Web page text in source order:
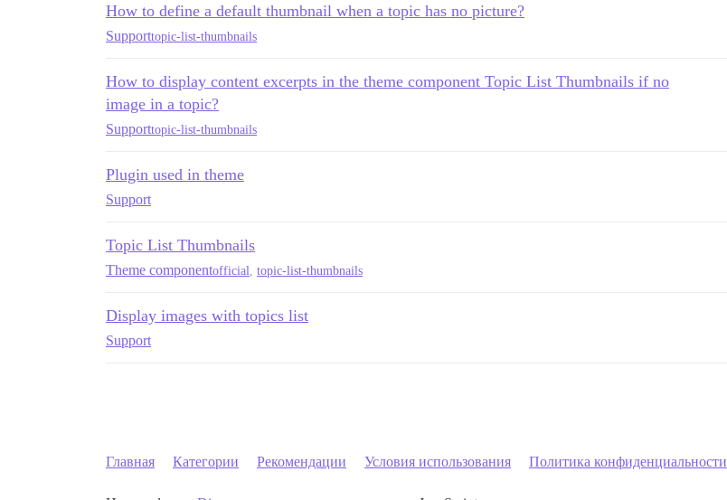
How to define a default thumbnail when a topic has no picture?
Supporttopic-list-thumbnails
How to display content excerpts in the theme component Topic List Thumbnails if no
image in a topic?
Supporttopic-list-thumbnails
Plugin used in theme
Support
Topic List Thumbnails
Theme componentofficial topic-list-thumbnails
Display images with topics list
Support
Главная Категории Рекомендации Условия использования Политика конфиденциальности